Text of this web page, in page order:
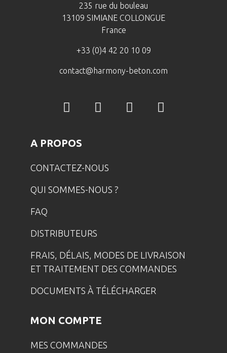
235 rue du bouleau
13109 SIMIANE COLLONGUE
France
+33 (0)4 42 20 10 09
contact@harmony-beton.com
A PROPOS
CONTACTEZ-NOUS
QUI SOMMES-NOUS ?
FAQ
DISTRIBUTEURS
FRAIS, DÉLAIS, MODES DE LIVRAISON
ET TRAITEMENT DES COMMANDES
DOCUMENTS À TÉLÉCHARGER
MON COMPTE
MES COMMANDES